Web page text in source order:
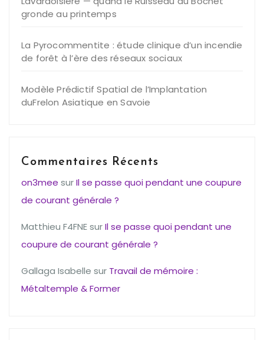
gronde au printemps
La Pyrocommentite : étude clinique d’un incendie
de forêt à l’ère des réseaux sociaux
Modèle Prédictif Spatial de l’Implantation
duFrelon Asiatique en Savoie
Commentaires Récents
on3mee surIl se passe quoi pendant une coupure
de courant générale ?
Matthieu F4FNEsurIl se passe quoi pendant une
coupure de courant générale ?
Gallaga Isabelle sur Travail de mémoire :
Métaltemple & Former